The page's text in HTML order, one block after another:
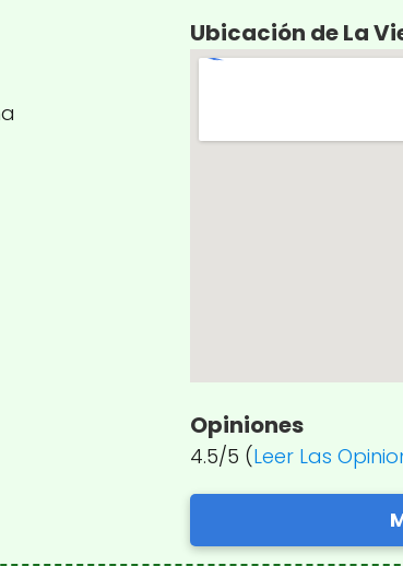
Ubicación de La
Opiniones
4.5/5 (Leer Las